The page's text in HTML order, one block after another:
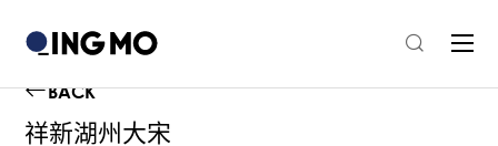
BACK
祥新湖州大宋